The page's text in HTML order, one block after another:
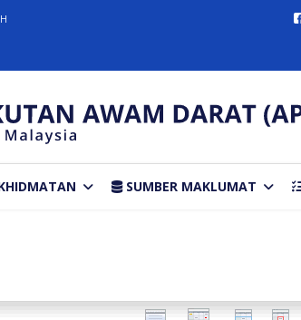
SUMBER MAKLUMAT